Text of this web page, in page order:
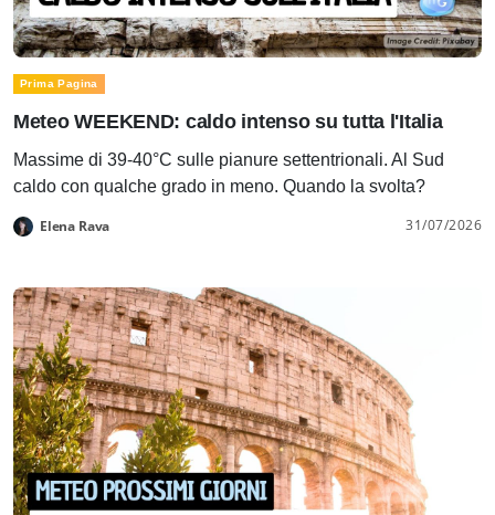
Prima Pagina
Meteo WEEKEND: caldo intenso su tutta l'Italia
Massime di 39-40°C sulle pianure settentrionali. Al Sud
caldo con qualche grado in meno. Quando la svolta?
Elena Rava 31/07/2026